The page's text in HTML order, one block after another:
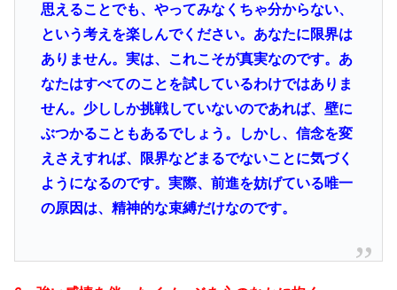
思えることでも、やってみなくちゃ分からない、
という考えを楽しんでください。あなたに限界は
ありません。実は、これこそが真実なのです。あ
なたはすべてのことを試しているわけではありま
せん。少ししか挑戦していないのであれば、壁に
ぶつかることもあるでしょう。しかし、信念を変
えさえすれば、限界などまるでないことに気づく
ようになるのです。実際、前進を妨げている唯一
の原因は、精神的な束縛だけなのです。